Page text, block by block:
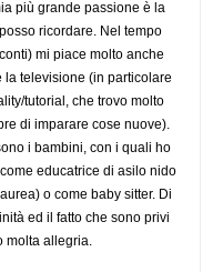
più grande passione è la
ricordare. Nel tempo
mi piace molto anche
la televisione (in particolare
tutorial, che trovo molto
di imparare cose nuove).
i bambini, con i quali ho
educatrice di asilo nido
o come baby sitter. Di
ed il fatto che sono privi
molta allegria.